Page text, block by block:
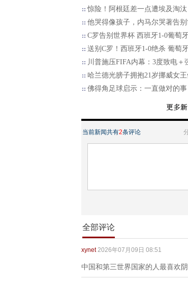
惊险！阿根廷差一点遭埃及淘汰
他哭得像孩子，内马尔哭著告
C罗告别世界杯 西班牙1-0葡萄
送别C罗！西班牙1-0绝杀 葡萄
川普施压FIFA内幕：3度致电＋
哈兰德光膀子拥抱21岁挪威女
佛得角足球启示：一直做对的
当前新闻共有2条评论
全部评论
xynet 2026年07月09日 08:51
中国和第三世界国家的人最喜欢阴